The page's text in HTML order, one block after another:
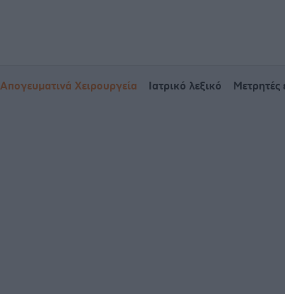
Απογευματινά Χειρουργεία Ιατρικό λεξικό Μετρητές